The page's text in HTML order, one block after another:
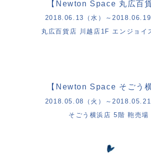
【 Newton Space 丸広百
2018.06.13 （水）～2018.06.19
丸広百貨店 川越店 1F エンジョイ
【 Newton Space そごう
2018.05.08 （火）～2018.05.21
そごう横浜店 5 階 鞄売場